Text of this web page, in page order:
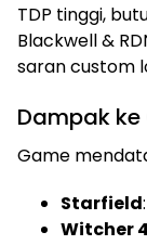
TDP tinggi,
Blackwell &
saran custom
Dampak ke
Game
Starfield
Witcher 4